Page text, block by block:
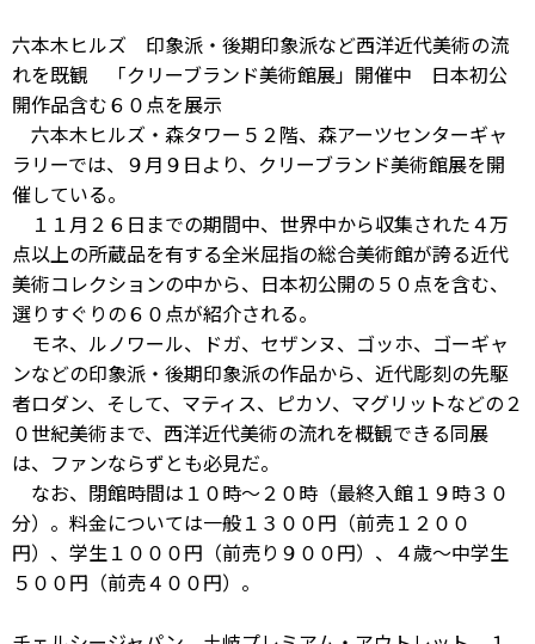
六本木ヒルズ 印象派・後期印象派など西洋近代美術の流
れを既観 「クリーブランド美術館展」開催中 日本初公
開作品含む６０点を展示
六本木ヒルズ・森タワー５２階、森アーツセンターギャ
ラリーでは、９月９日より、クリーブランド美術館展を開
催している。
１１月２６日までの期間中、世界中から収集された４万
点以上の所蔵品を有する全米屈指の総合美術館が誇る近代
美術コレクションの中から、日本初公開の５０点を含む、
選りすぐりの６０点が紹介される。
モネ、ルノワール、ドガ、セザンヌ、ゴッホ、ゴーギャ
ンなどの印象派・後期印象派の作品から、近代彫刻の先駆
者ロダン、そして、マティス、ピカソ、マグリットなどの２
０世紀美術まで、西洋近代美術の流れを概観できる同展
は、ファンならずとも必見だ。
なお、閉館時間は１０時～２０時（最終入館１９時３０
分）。料金については一般１３００円（前売１２００
円）、学生１０００円（前売り９００円）、４歳～中学生
５００円（前売４００円）。